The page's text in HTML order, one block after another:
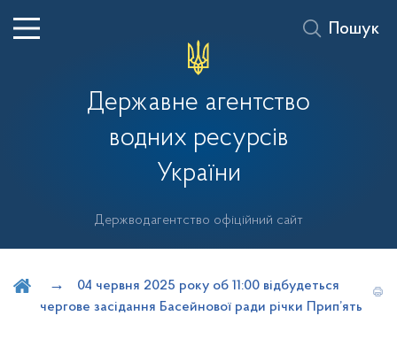
Державне агентство
водних ресурсів
України
Держводагентство офіційний сайт
Пошук
04 червня 2025 року об 11:00 відбудеться
чергове засідання Басейнової ради річки Прип’ять